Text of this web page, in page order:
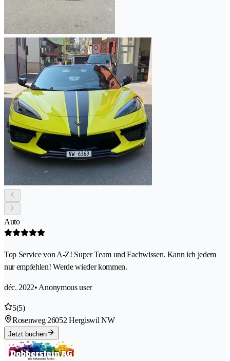
Auto
Top Service von A-Z! Super Team und Fachwissen. Kann ich jedem
nur empfehlen! Werde wieder kommen.
déc. 2022• Anonymous user
5(5)
Rosenweg 26052 Hergiswil NW
Jetzt buchen